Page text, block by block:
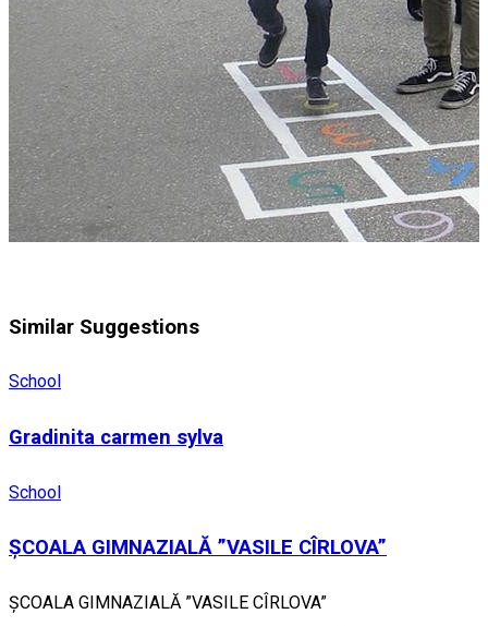
Similar Suggestions
School
Gradinita carmen sylva
School
ȘCOALA GIMNAZIALĂ ”VASILE CÎRLOVA”
ȘCOALA GIMNAZIALĂ ”VASILE CÎRLOVA”